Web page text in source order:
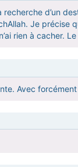
d’un
Je précise
rien à cacher.
Avec